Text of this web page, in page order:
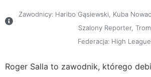
Zawodnicy: Haribo Gąsiewski Kuba
Szalony Reporter,
Federacja: High League
Roger Salla to zawodnik, którego